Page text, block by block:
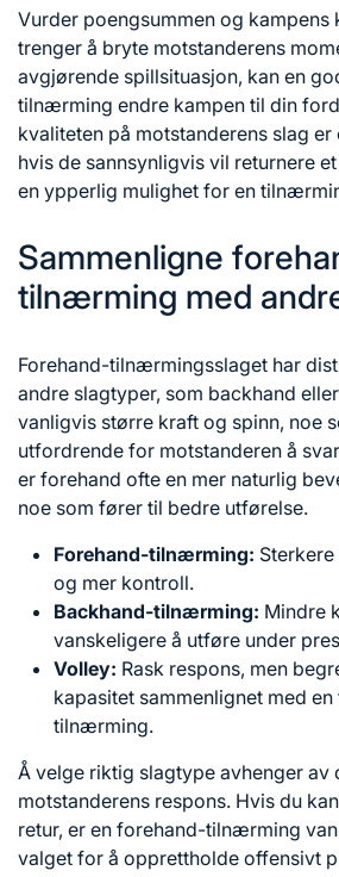
Vurder poengsummen og kampens
trenger å bryte motstanderens
avgjørende spillsituasjon, kan en
tilnærming endre kampen til din
kvaliteten på motstanderens slag er
hvis de sannsynligvis vil returnere
en ypperlig mulighet for en
Sammenligne
tilnærming med
Forehand-tilnærmingsslaget har
andre slagtyper, som backhand
vanligvis større kraft og spinn, noe
utfordrende for motstanderen å
er forehand ofte en mer naturlig
noe som fører til bedre utførelse.
Forehand-tilnærming:
og mer kontroll.
Backhand-tilnærming: Mindre
vanskeligere å utføre under
Volley: Rask respons, men
kapasitet sammenlignet med
tilnærming.
Å velge riktig slagtype avhenger av
motstanderens respons. Hvis du
retur, er en forehand-tilnærming
valget for å opprettholde offensivt